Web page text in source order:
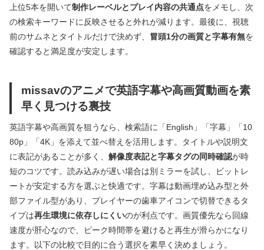
上位5本を開いて制作レーベルとプレイ内容の共通点をメモし、次
の検索キーワードに反映させると外れが減ります。最後に、視聴
前のサムネとタイトルだけで決めず、 冒頭1分の画質と字幕有無を
確認すると満足度が安定します。
missavのアニメで英語字幕や高画質動画を素
早く見つける裏技
英語字幕や高画質を狙うなら、検索語に「English」「字幕」「10
80p」「4K」を添えて並べ替えを活用します。タイトルや説明文
に表記があることが多く、 解像度表記と字幕タグの同時確認が時
短のコツです。読み込みが遅い場合は別ミラーを試し、ビットレ
ートが安定する方を選ぶと快適です。字幕は動画埋め込み型と外
部ファイル型があり、プレイヤーの歯車アイコンで切替できるタ
イプは再生環境に依存しにくいのが利点です。画質優先なら回線
速度が肝心なので、ピーク時間帯を避けると再生が滑らかになり
ます。以下の比較で目的に合う選択を素早く決めましょう。